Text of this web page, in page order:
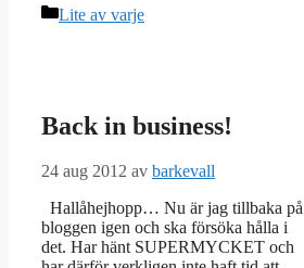
Kategorier
Lite av varje
Back in business!
24 aug 2012 av barkevall
Hallåhejhopp… Nu är jag tillbaka på
bloggen igen och ska försöka hålla i
det. Har hänt SUPERMYCKET och